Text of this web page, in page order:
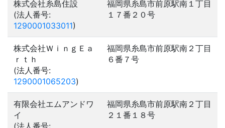
株式会社糸島住設
(法人番号:
1290001033011)
福岡県糸島市前原駅南１丁目
１７番２０号
株式会社ＷｉｎｇＥａ
ｒｔｈ
(法人番号:
1290001065203)
福岡県糸島市前原駅南２丁目
６番７号
有限会社エムアンドワ
イ
(法人番号:
福岡県糸島市前原駅南２丁目
２１番１８号